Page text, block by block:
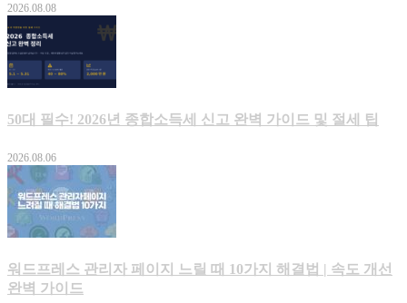
2026.08.08
50대 필수! 2026년 종합소득세 신고 완벽 가이드 및 절세 팁
2026.08.06
워드프레스 관리자 페이지 느릴 때 10가지 해결법 | 속도 개선
완벽 가이드